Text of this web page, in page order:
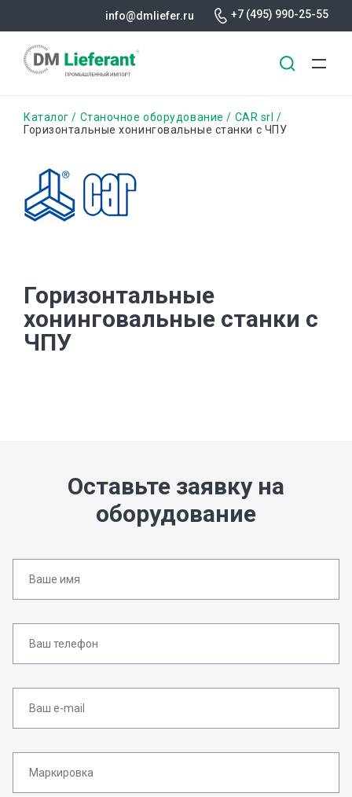
содержанию
info@dmliefer.ru +7 (495) 990-25-55
Строка
Каталог Станочное оборудование
CAR srl
Горизонтальные хонинговальные станки с ЧПУ
Горизонтальные
хонинговальные станки с
ЧПУ
Оставьте заявку на
оборудование